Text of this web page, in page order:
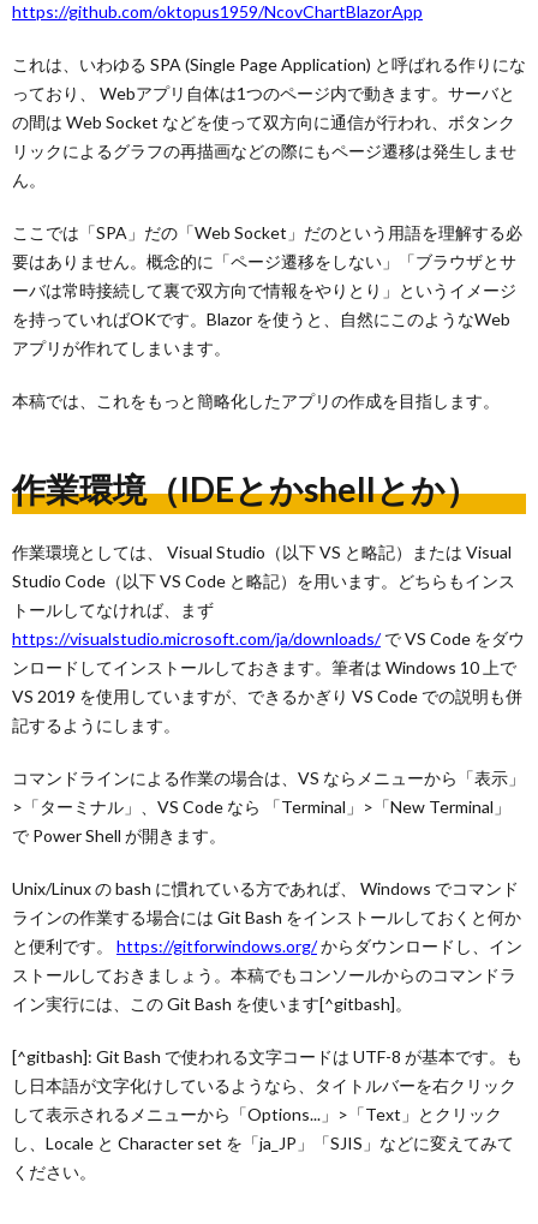
https://github.com/oktopus1959/NcovChartBlazorApp
これは、いわゆる SPA (Single Page Application) と呼ばれる作りにな
っており、 Webアプリ自体は1つのページ内で動きます。サーバと
の間は Web Socket などを使って双方向に通信が行われ、ボタンク
リックによるグラフの再描画などの際にもページ遷移は発生しませ
ん。
ここでは「SPA」だの「Web Socket」だのという用語を理解する必
要はありません。概念的に「ページ遷移をしない」「ブラウザとサ
ーバは常時接続して裏で双方向で情報をやりとり」というイメージ
を持っていればOKです。Blazor を使うと、自然にこのようなWeb
アプリが作れてしまいます。
本稿では、これをもっと簡略化したアプリの作成を目指します。
作業環境（IDEとかshellとか）
作業環境としては、 Visual Studio（以下 VS と略記）または Visual
Studio Code（以下 VS Code と略記）を用います。どちらもインス
トールしてなければ、まず
https://visualstudio.microsoft.com/ja/downloads/で VS Code をダウ
ンロードしてインストールしておきます。筆者は Windows 10 上で
VS 2019 を使用していますが、できるかぎり VS Code での説明も併
記するようにします。
コマンドラインによる作業の場合は、VS ならメニューから「表示」
>「ターミナル」、VS Code なら 「Terminal」>「New Terminal」
で Power Shell が開きます。
Unix/Linux の bash に慣れている方であれば、 Windows でコマンド
ラインの作業する場合には Git Bash をインストールしておくと何か
と便利です。 https://gitforwindows.org/からダウンロードし、イン
ストールしておきましょう。本稿でもコンソールからのコマンドラ
イン実行には、この Git Bash を使います[^gitbash]。
[^gitbash]: Git Bash で使われる文字コードは UTF-8 が基本です。も
し日本語が文字化けしているようなら、タイトルバーを右クリック
して表示されるメニューから「Options...」>「Text」とクリック
し、Locale と Character set を「ja_JP」「SJIS」などに変えてみて
ください。